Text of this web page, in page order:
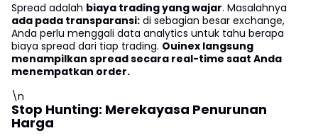
Spread adalah biaya trading yang wajar. Masalahnya
ada pada transparansi: di sebagian besar exchange,
Anda perlu menggali data analytics untuk tahu berapa
biaya spread dari tiap trading. Ouinex langsung
menampilkan spread secara real-time saat Anda
menempatkan order.
\n
Stop Hunting: Merekayasa Penurunan
Harga